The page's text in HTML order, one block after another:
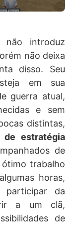
não introduz
não deixa
disso. Seu
em sua
guerra atual,
e sem
distintas,
de estratégia
de
trabalho
horas,
participar da
a um clã,
de